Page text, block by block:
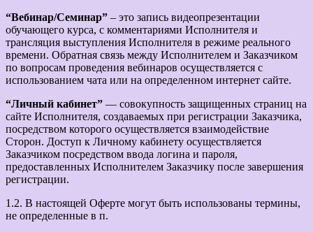
“Вебинар/Семинар” – это запись видеопрезентации
обучающего курса, с комментариями Исполнителя и
трансляция выступления Исполнителя в режиме реального
времени. Обратная связь между Исполнителем и Заказчиком
по вопросам проведения вебинаров осуществляется с
использованием чата или на определенном интернет сайте.
“Личный кабинет” — совокупность защищенных страниц на
сайте Исполнителя, создаваемых при регистрации Заказчика,
посредством которого осуществляется взаимодействие
Сторон. Доступ к Личному кабинету осуществляется
Заказчиком посредством ввода логина и пароля,
предоставленных Исполнителем Заказчику после завершения
регистрации.
1.2. В настоящей Оферте могут быть использованы термины,
не определенные в п.